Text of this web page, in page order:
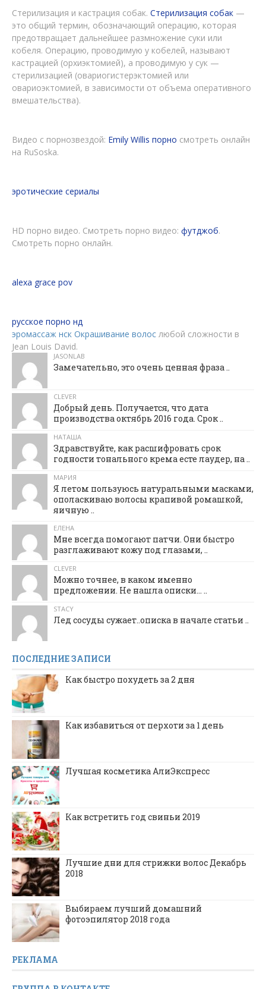
Стерилизация и кастрация собак. Стерилизация собак —
это общий термин, обозначающий операцию, которая
предотвращает дальнейшее размножение суки или
кобеля. Операцию, проводимую у кобелей, называют
кастрацией (орхиэктомией), а проводимую у сук —
стерилизацией (овариогистерэктомией или
овариоэктомией, в зависимости от объема оперативного
вмешательства).
Видео с порнозвездой: Emily Willis порно смотреть онлайн
на RuSoska.
эротические сериалы
HD порно видео. Смотреть порно видео: футджоб.
Смотреть порно онлайн.
alexa grace pov
русское порно нд
эромассаж нск Окрашивание волос любой сложности в
Jean Louis David.
JASONLAB
Замечательно, это очень ценная фраза ..
CLEVER
Добрый день. Получается, что дата
производства октябрь 2016 года. Срок ..
НАТАША
Здравствуйте, как расшифровать срок
годности тонального крема есте лаудер, на ..
МАРИЯ
Я летом пользуюсь натуральными масками,
ополаскиваю волосы крапивой ромашкой,
яичную ..
ЕЛЕНА
Мне всегда помогают патчи. Они быстро
разглаживают кожу под глазами, ..
CLEVER
Можно точнее, в каком именно
предложении. Не нашла описки... ..
STACY
Лед сосуды сужает..описка в начале статьи ..
ПОСЛЕДНИЕ ЗАПИСИ
Как быстро похудеть за 2 дня
Как избавиться от перхоти за 1 день
Лучшая косметика АлиЭкспресс
Как встретить год свиньи 2019
Лучшие дни для стрижки волос Декабрь
2018
Выбираем лучший домашний
фотоэпилятор 2018 года
РЕКЛАМА